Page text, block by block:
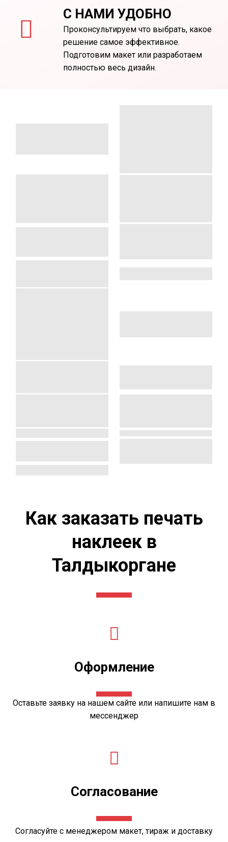
С НАМИ УДОБНО
Проконсультируем что выбрать, какое
решение самое эффективное.
Подготовим макет или разработаем
полностью весь дизайн.
Как заказать печать
наклеек в
Талдыкоргане
Оформление
Оставьте заявку на нашем сайте или напишите нам в
мессенджер
Согласование
Согласуйте с менеджером макет, тираж и доставку